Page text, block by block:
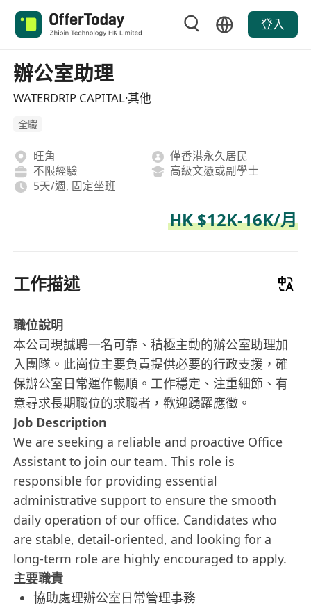
登入
辦公室助理
WATERDRIP CAPITAL·其他
全職
旺角
僅香港永久居民
不限經驗
高級文憑或副學士
5天/週, 固定坐班
HK $12K-16K/月
工作描述
職位說明
本公司現誠聘一名可靠、積極主動的辦公室助理加
入團隊。此崗位主要負責提供必要的行政支援，確
保辦公室日常運作暢順。工作穩定、注重細節、有
意尋求長期職位的求職者，歡迎踴躍應徵。
Job Description
We are seeking a reliable and proactive Office
Assistant to join our team. This role is
responsible for providing essential
administrative support to ensure the smooth
daily operation of our office. Candidates who
are stable, detail-oriented, and looking for a
long-term role are highly encouraged to apply.
主要職責
協助處理辦公室日常管理事務